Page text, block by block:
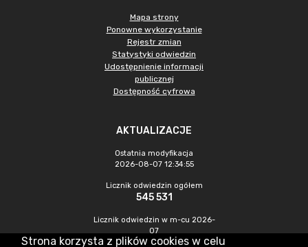
Mapa strony
Ponowne wykorzystanie
Rejestr zmian
Statystyki odwiedzin
Udostępnienie informacji
publicznej
Dostępność cyfrowa
AKTUALIZACJE
Ostatnia modyfikacja
2026-08-07 12:34:55
Licznik odwiedzin ogółem
545 531
Licznik odwiedzin w m-cu 2026-
07
1 547
Strona korzysta z plików cookies w celu